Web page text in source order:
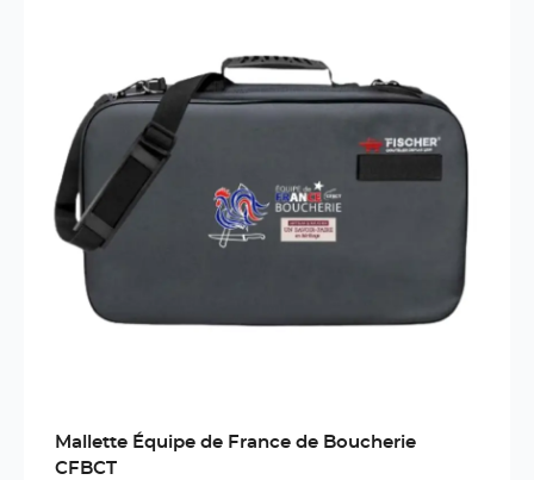
Mallette Équipe de France de Boucherie
CFBCT